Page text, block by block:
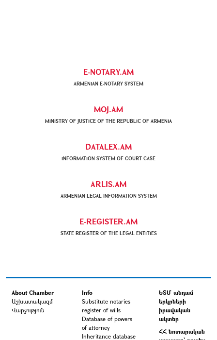
E-NOTARY.AM
ARMENIAN Е-NOTARY SYSTEM
MOJ.AM
MINISTRY OF JUSTICE OF THE REPUBLIC OF ARMENIA
DATALEX.AM
INFORMATION SYSTEM OF COURT CASE
ARLIS.AM
ARMENIAN LEGAL INFORMATION SYSTEM
E-REGISTER.AM
STATE REGISTER OF THE LEGAL ENTITIES
About Chamber
Աշխատակազմ
Վարչություն
Info
Substitute notaries
register of wills
Database of powers
of attorney
Inheritance database
ԵՏՄ անդամ
երկրների
իրավական
ակտեր
ՀՀ նոտարական